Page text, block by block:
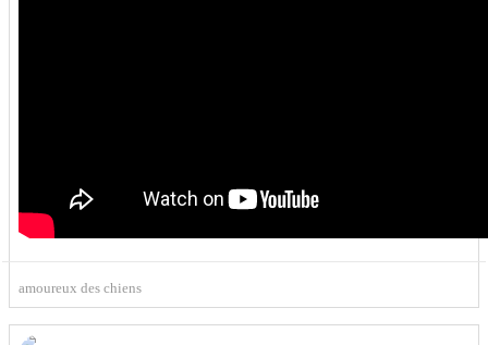
amoureux des chiens